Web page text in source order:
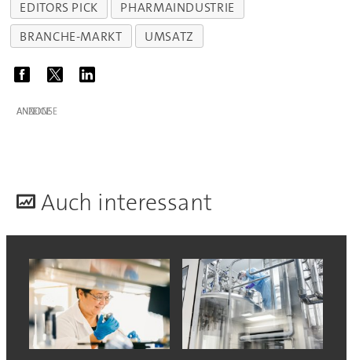
EDITORS PICK
PHARMAINDUSTRIE
BRANCHE-MARKT
UMSATZ
ANZEIGE
Auch interessant